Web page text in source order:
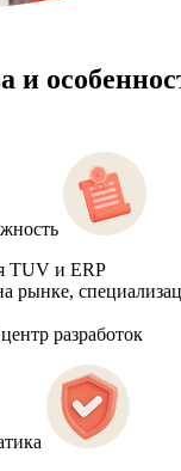
и
TUV и ERP
рынке,
разработок